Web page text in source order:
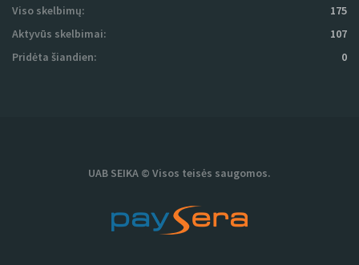
Pridėta šiandien:
0